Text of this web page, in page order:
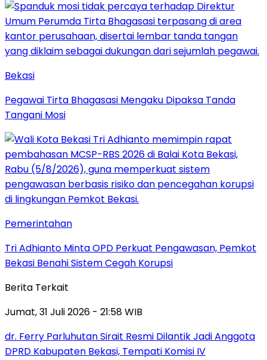
Bekasi
Pegawai Tirta Bhagasasi Mengaku Dipaksa Tanda
Tangani Mosi
Pemerintahan
Tri Adhianto Minta OPD Perkuat Pengawasan, Pemkot
Bekasi Benahi Sistem Cegah Korupsi
Berita Terkait
Jumat, 31 Juli 2026 - 21:58 WIB
dr. Ferry Parluhutan Sirait Resmi Dilantik Jadi Anggota
DPRD Kabupaten Bekasi, Tempati Komisi IV